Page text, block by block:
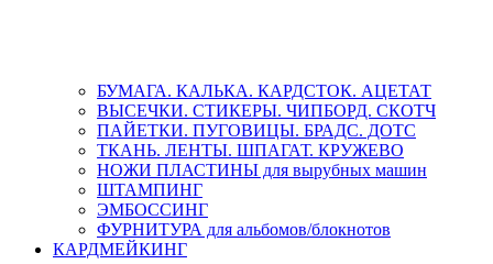
БУМАГА. КАЛЬКА. КАРДСТОК. АЦЕТАТ
ВЫСЕЧКИ. СТИКЕРЫ. ЧИПБОРД. СКОТЧ
ПАЙЕТКИ. ПУГОВИЦЫ. БРАДС. ДОТС
ТКАНЬ. ЛЕНТЫ. ШПАГАТ. КРУЖЕВО
НОЖИ ПЛАСТИНЫ для вырубных машин
ШТАМПИНГ
ЭМБОССИНГ
ФУРНИТУРА для альбомов/блокнотов
КАРДМЕЙКИНГ